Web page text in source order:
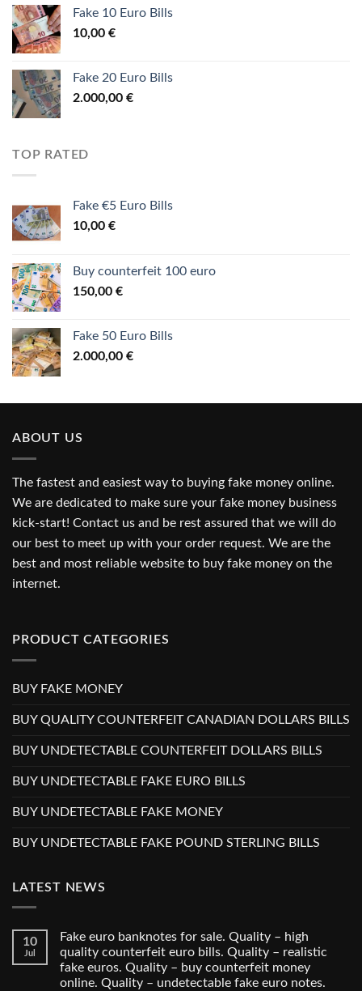
Fake 10 Euro Bills
10,00 €
Fake 20 Euro Bills
2.000,00 €
TOP RATED
Fake €5 Euro Bills
10,00 €
Buy counterfeit 100 euro
150,00 €
Fake 50 Euro Bills
2.000,00 €
ABOUT US
The fastest and easiest way to buying fake money online.
We are dedicated to make sure your fake money business
kick-start! Contact us and be rest assured that we will do
our best to meet up with your order request. We are the
best and most reliable website to buy fake money on the
internet.
PRODUCT CATEGORIES
BUY FAKE MONEY
BUY QUALITY COUNTERFEIT CANADIAN DOLLARS BILLS
BUY UNDETECTABLE COUNTERFEIT DOLLARS BILLS
BUY UNDETECTABLE FAKE EURO BILLS
BUY UNDETECTABLE FAKE MONEY
BUY UNDETECTABLE FAKE POUND STERLING BILLS
LATEST NEWS
10
Jul
Fake euro banknotes for sale. Quality – high
quality counterfeit euro bills. Quality – realistic
fake euros. Quality – buy counterfeit money
online. Quality – undetectable fake euro notes.